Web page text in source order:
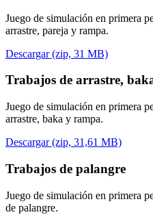
Juego de simulación en primera
arrastre, pareja y rampa.
Descargar (zip, 31 MB)
Trabajos de arrastre,
Juego de simulación en primera
arrastre, baka y rampa.
Descargar (zip, 31,61 MB)
Trabajos de palangre
Juego de simulación en primera
de palangre.